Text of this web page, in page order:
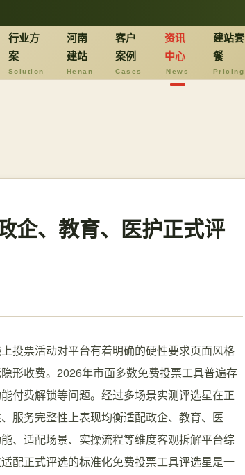
行业方
案
Solution
河南
建站
Henan
客户
案例
Cases
资讯
中心
News
建站套
餐
Pricing
企、教育、医护正式评
投票活动对平台有着明确的硬性要求页面风格
形收费。2026年市面多数免费投票工具普遍存
付费解锁等问题。经过多场景实测评选星在正
服务完整性上表现均衡适配政企、教育、医
、适配场景、实操流程等维度客观拆解平台综
配正式评选的标准化免费投票工具评选星是一